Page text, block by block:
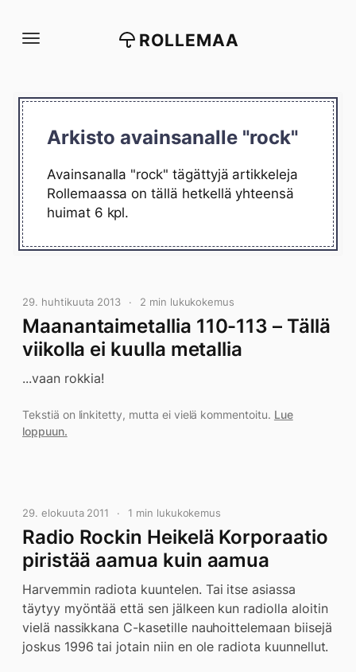
suoraan
ROLLEMAA
Arkisto avainsanalle "rock"
Avainsanalla "rock" tägättyjä artikkeleja
Rollemaassa on tällä hetkellä yhteensä
huimat 6 kpl.
29. huhtikuuta 2013 2 min lukukokemus
Maanantaimetallia 110-113 – Tällä
viikolla ei kuulla metallia
...vaan rokkia!
Tekstiä on linkitetty, mutta ei vielä kommentoitu. Lue
loppuun.
29. elokuuta 2011 1 min lukukokemus
Radio Rockin Heikelä Korporaatio
piristää aamua kuin aamua
Harvemmin radiota kuuntelen. Tai itse asiassa
täytyy myöntää että sen jälkeen kun radiolla aloitin
vielä nassikkana C-kasetille nauhoittelemaan biisejä
joskus 1996 tai jotain niin en ole radiota kuunnellut.